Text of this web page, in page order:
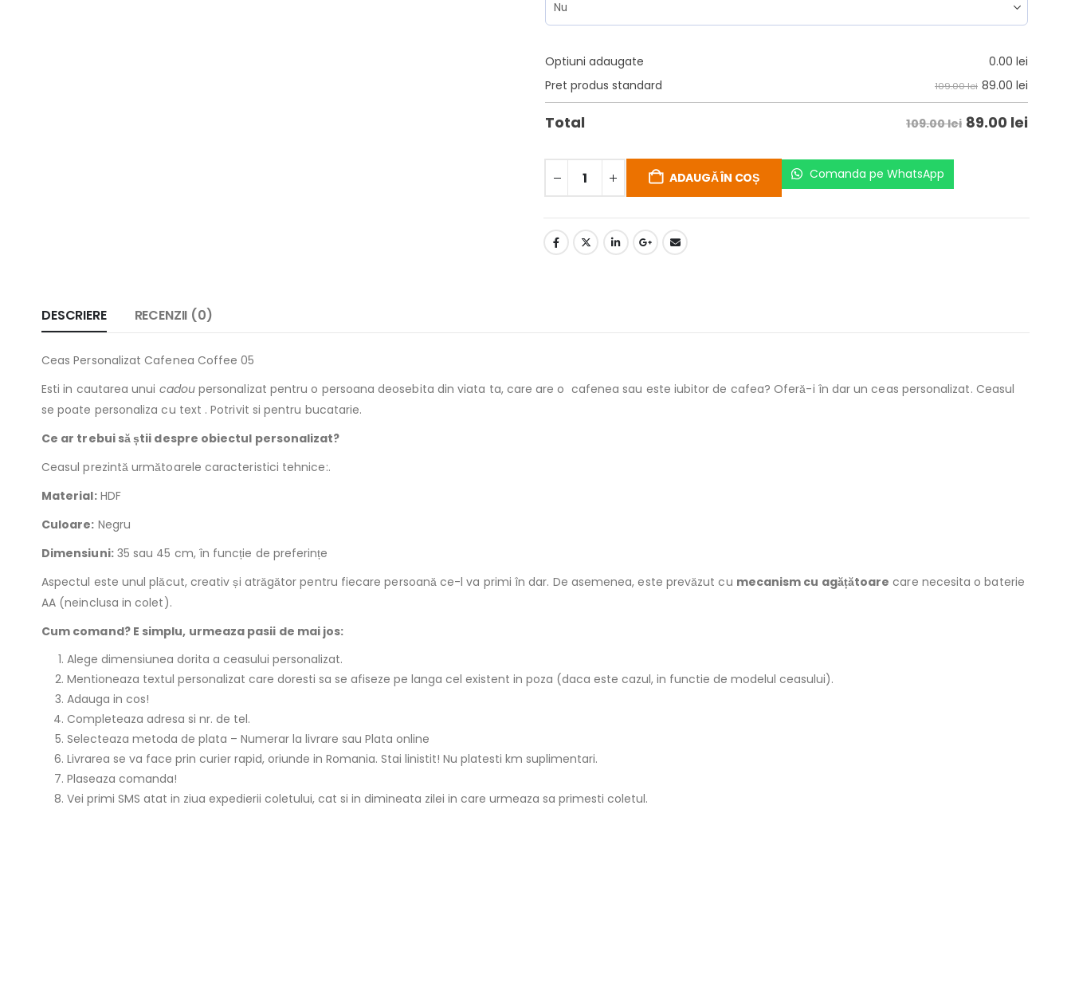
Optiuni adaugate 0.00 lei
Pret produs standard
109.00 lei 89.00 lei
Total 109.00 lei 89.00 lei
ADAUGĂ ÎN COȘ Comanda pe WhatsApp
DESCRIERE RECENZII (0)
Ceas Personalizat Cafenea Coffee 05
Esti in cautarea unui cadoupersonalizat pentru o persoana deosebita din viata ta, care are o cafenea sau este iubitor de cafea? Oferă-i în dar un ceas personalizat. Ceasul
se poate personaliza cu text . Potrivit si pentru bucatarie.
Ce ar trebui să știi despre obiectul personalizat?
Ceasul prezintă următoarele caracteristici tehnice:.
Material:HDF
Culoare: Negru
Dimensiuni:35 sau 45 cm, în funcție de preferințe
Aspectul este unul plăcut, creativ și atrăgător pentru fiecare persoană ce-l va primi în dar. De asemenea, este prevăzut cu mecanism cu agățătoare care necesita o baterie
AA (neinclusa in colet).
Cum comand? E simplu, urmeaza pasii de mai jos:
Alege dimensiunea dorita a ceasului personalizat.
Mentioneaza textul personalizat care doresti sa se afiseze pe langa cel existent in poza (daca este cazul, in functie de modelul ceasului).
Adauga in cos!
Completeaza adresa si nr. de tel.
Selecteaza metoda de plata – Numerar la livrare sau Plata online
Livrarea se va face prin curier rapid, oriunde in Romania. Stai linistit! Nu platesti km suplimentari.
Plaseaza comanda!
Vei primi SMS atat in ziua expedierii coletului, cat si in dimineata zilei in care urmeaza sa primesti coletul.